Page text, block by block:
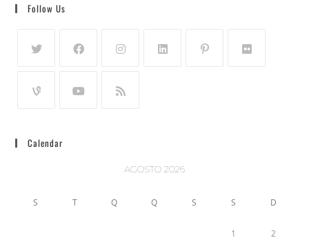
Follow Us
Calendar
AGOSTO 2026
S T Q Q S S D
1 2